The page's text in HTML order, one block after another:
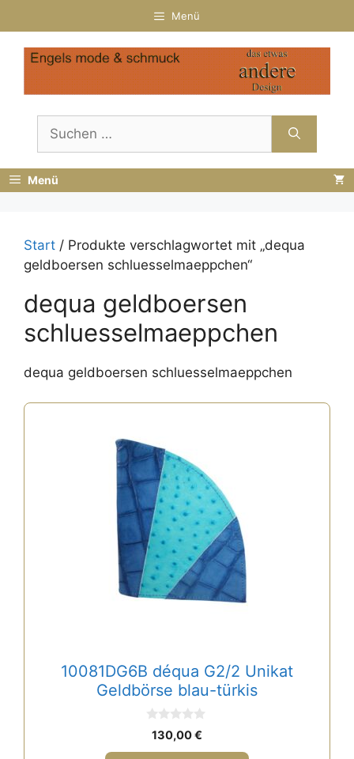
Inhalt
springen
Menü
nach:
Menü
Start / Produkte verschlagwortet mit „dequa
geldboersen schluesselmaeppchen“
dequa geldboersen
schluesselmaeppchen
dequa geldboersen schluesselmaeppchen
10081DG6B déqua G2/2 Unikat
Geldbörse blau-türkis
0
o
130,00€